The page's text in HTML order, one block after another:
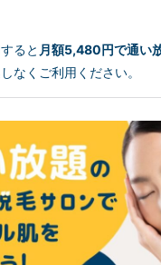
ると 月額5,480円で通い
なくご利用ください。